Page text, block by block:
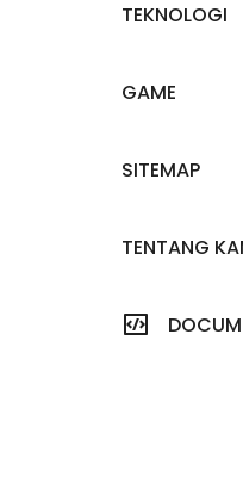
TEKNOLOGI
GAME
SITEMAP
TENTANG